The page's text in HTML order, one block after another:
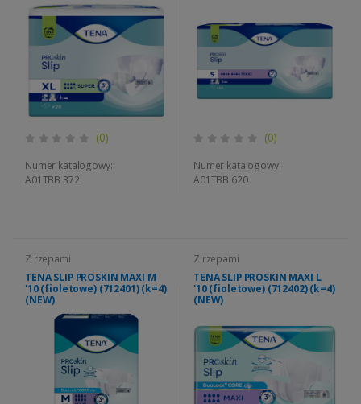
(0)
Numer katalogowy:
A01TBB 372
(0)
Numer katalogowy:
A01TBB 620
Z rzepami
TENA SLIP PROSKIN MAXI M
'10 (fioletowe) (712401) (k=4)
(NEW)
Z rzepami
TENA SLIP PROSKIN MAXI L
'10 (fioletowe) (712402) (k=4)
(NEW)